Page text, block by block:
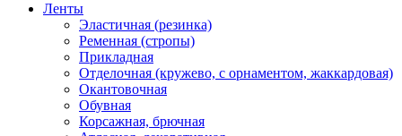
Ленты
Эластичная (резинка)
Ременная (стропы)
Прикладная
Отделочная (кружево, с орнаментом, жаккардовая)
Окантовочная
Обувная
Корсажная, брючная